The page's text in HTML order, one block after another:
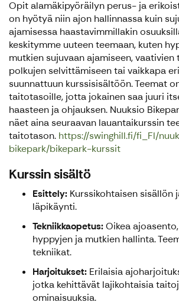
Opit alamäkipyöräilyn perus- ja
on hyötyä niin ajon hallinnassa kuin
ajamisessa haastavimmillakin
keskitymme uuteen teemaan, kuten
mutkien sujuvaan ajamiseen, vaativien
polkujen selvittämiseen tai vaikkapa
suunnattuun kurssisisältöön. Teemat
taitotasoille, jotta jokainen saa juuri
haasteen ja ohjauksen. Nuuksio
näet aina seuraavan lauantaikurssin
taitotason. https://swinghill.fi/fi_FI/
bikepark/bikepark-kurssit
Kurssin sisältö
Esittely: Kurssikohtaisen sisällön
läpikäynti.
Tekniikkaopetus:Oikea
hyppyjen ja mutkien hallinta.
tekniikat.
Harjoitukset: Erilaisia
jotka kehittävät lajikohtaisia
ominaisuuksia.